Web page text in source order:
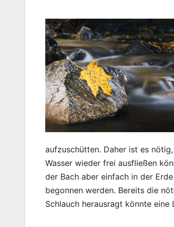
aufzuschütten. Daher ist es
Wasser wieder frei ausfließen
der Bach aber einfach in der
begonnen werden. Bereits die
Schlauch herausragt könnte eine